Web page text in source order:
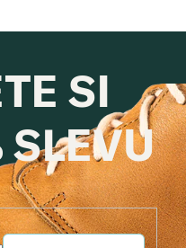
SI
SLEVU